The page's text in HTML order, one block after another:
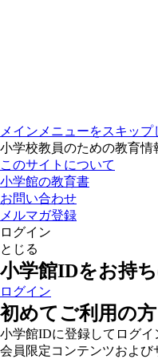
メインメニューをスキップ
小学校教員のための教育
このサイトについて
小学館の教育書
お問い合わせ
メルマガ登録
ログイン
とじる
小学館IDをお持
ログイン
初めてご利用の方
小学館IDに登録してログ
会員限定コンテンツおよ